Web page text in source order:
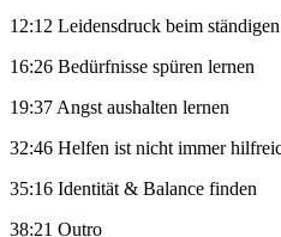
12:12 Leidensdruck beim
16:26 Bedürfnisse spüren lernen
19:37 Angst aushalten lernen
32:46 Helfen ist nicht immer
35:16 Identität & Balance finden
38:21 Outro